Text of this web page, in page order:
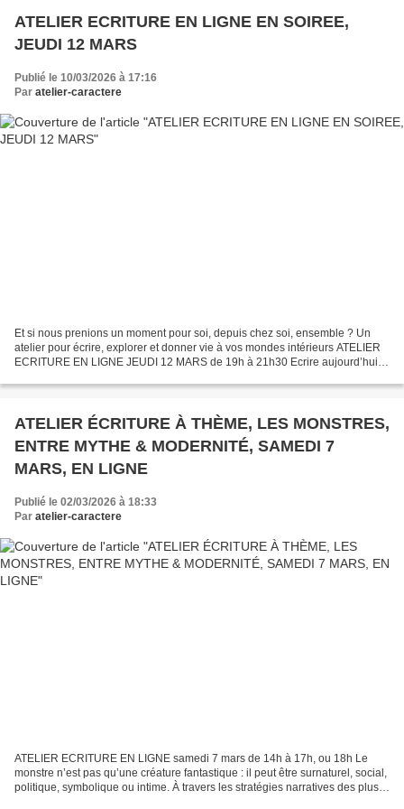
ATELIER ECRITURE EN LIGNE EN SOIREE,
JEUDI 12 MARS
Publié le 10/03/2026 à 17:16
Par atelier-caractere
Et si nous prenions un moment pour soi, depuis chez soi, ensemble ? Un
atelier pour écrire, explorer et donner vie à vos mondes intérieurs ATELIER
ECRITURE EN LIGNE JEUDI 12 MARS de 19h à 21h30 Ecrire aujourd’hui
ATELIER ÉCRITURE À THÈME, LES MONSTRES,
ENTRE MYTHE & MODERNITÉ, SAMEDI 7
MARS, EN LIGNE
Publié le 02/03/2026 à 18:33
Par atelier-caractere
ATELIER ECRITURE EN LIGNE samedi 7 mars de 14h à 17h, ou 18h Le
monstre n’est pas qu’une créature fantastique : il peut être surnaturel, social,
politique, symbolique ou intime. À travers les stratégies narratives des plus